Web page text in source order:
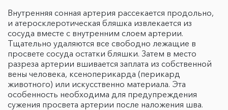
Внутренняя сонная артерия рассекается продольно,
и атеросклеротическая бляшка извлекается из
сосуда вместе с внутренним слоем артерии.
Тщательно удаляются все свободно лежащие в
просвете сосуда остатки бляшки. Затем в место
разреза артерии вшивается заплата из собственной
вены человека, ксеноперикарда (перикард
животного) или искусственно материала. Эта
особенность необходима для предупреждения
сужения просвета артерии после наложения шва.